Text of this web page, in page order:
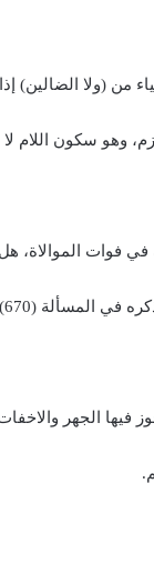
وهو سكون اللام لا
(670) من المنهاج.